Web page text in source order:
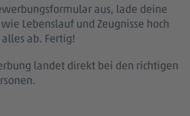
aus, lade deine
Lebenslauf und Zeugnisse hoch
alles ab. Fertig!
landet direkt bei den richtigen